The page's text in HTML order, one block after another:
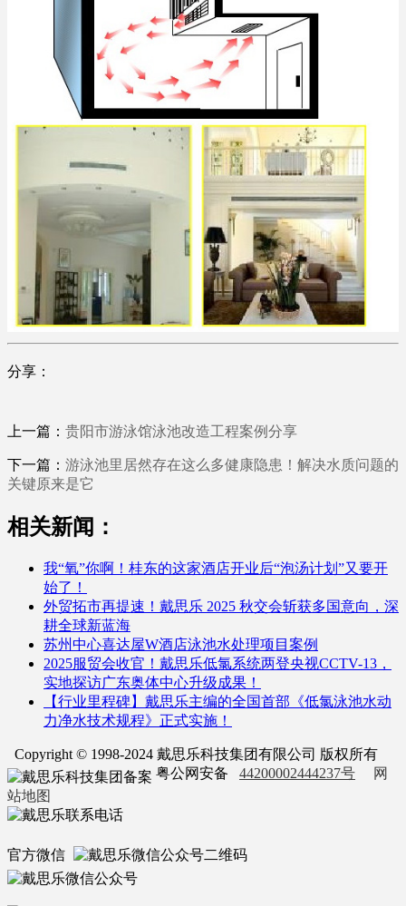
分享：
上一篇： 贵阳市游泳馆泳池改造工程案例分享
下一篇： 游泳池里居然存在这么多健康隐患！解决水质问题的
关键原来是它
相关新闻：
我“氧”你啊！桂东的这家酒店开业后“泡汤计划”又要开
始了！
外贸拓市再提速！戴思乐 2025 秋交会斩获多国意向，深
耕全球新蓝海
苏州中心喜达屋W酒店泳池水处理项目案例
2025服贸会收官！戴思乐低氯系统两登央视CCTV-13，
实地探访广东奥体中心升级成果！
【行业里程碑】戴思乐主编的全国首部《低氯泳池水动
力净水技术规程》正式实施！
Copyright © 1998-2024 戴思乐科技集团有限公司 版权所有
粤公网安备 44200002444237号
网
站地图
官方微信